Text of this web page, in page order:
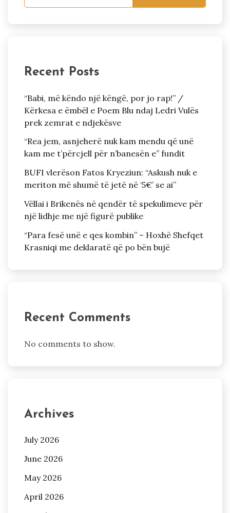
Recent Posts
“Babi, më këndo një këngë, por jo rap!” /
Kërkesa e ëmbël e Poem Blu ndaj Ledri Vulës
prek zemrat e ndjekësve
“Rea jem, asnjeherë nuk kam mendu që unë
kam me t’përcjell për n’banesën e” fundit
BUFI vlerëson Fatos Kryeziun: “Askush nuk e
meriton më shumë të jetë në ‘5€’ se ai”
Vëllai i Brikenës në qendër të spekulimeve për
një lidhje me një figurë publike
“Para fesë unë e qes kombin” – Hoxhë Shefqet
Krasniqi me deklaratë që po bën bujë
Recent Comments
No comments to show.
Archives
July 2026
June 2026
May 2026
April 2026